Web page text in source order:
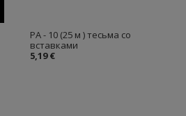
PA - 10 (25 м ) тесьма со
вставками
5,19 €